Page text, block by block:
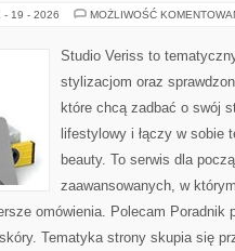
- 19 - 2026 MOŻLIWOŚĆ
Studio Veriss to
stylizacjom oraz
które chcą zadbać o swój
lifestylowy i łączy w sobie
beauty. To serwis dla
zaawansowanych, w
omówienia. Polecam
Tematyka strony skupia się